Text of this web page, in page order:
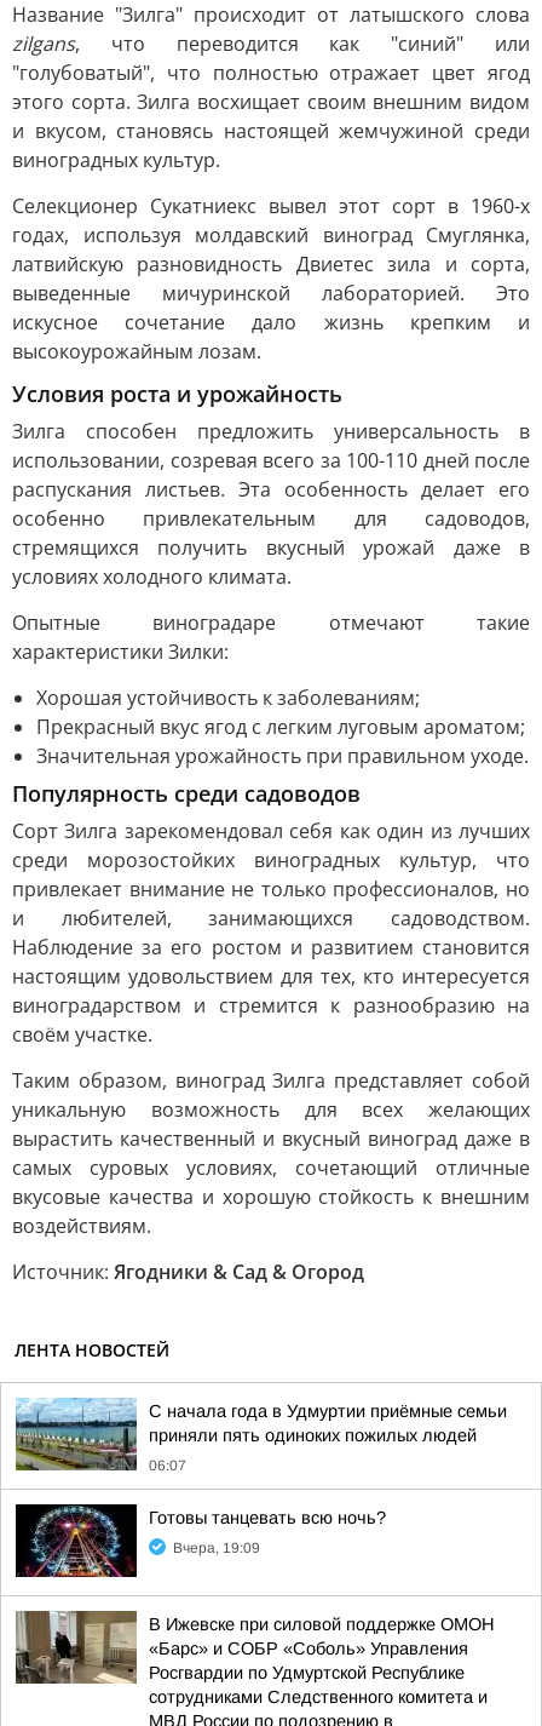
Название "Зилга" происходит от латышского слова
zilgans, что переводится как "синий" или
"голубоватый", что полностью отражает цвет ягод
этого сорта. Зилга восхищает своим внешним видом
и вкусом, становясь настоящей жемчужиной среди
виноградных культур.
Селекционер Сукатниекс вывел этот сорт в 1960-х
годах, используя молдавский виноград Смуглянка,
латвийскую разновидность Двиетес зила и сорта,
выведенные мичуринской лабораторией. Это
искусное сочетание дало жизнь крепким и
высокоурожайным лозам.
Условия роста и урожайность
Зилга способен предложить универсальность в
использовании, созревая всего за 100-110 дней после
распускания листьев. Эта особенность делает его
особенно привлекательным для садоводов,
стремящихся получить вкусный урожай даже в
условиях холодного климата.
Опытные виноградаре отмечают такие
характеристики Зилки:
Хорошая устойчивость к заболеваниям;
Прекрасный вкус ягод с легким луговым ароматом;
Значительная урожайность при правильном уходе.
Популярность среди садоводов
Сорт Зилга зарекомендовал себя как один из лучших
среди морозостойких виноградных культур, что
привлекает внимание не только профессионалов, но
и любителей, занимающихся садоводством.
Наблюдение за его ростом и развитием становится
настоящим удовольствием для тех, кто интересуется
виноградарством и стремится к разнообразию на
своём участке.
Таким образом, виноград Зилга представляет собой
уникальную возможность для всех желающих
вырастить качественный и вкусный виноград даже в
самых суровых условиях, сочетающий отличные
вкусовые качества и хорошую стойкость к внешним
воздействиям.
Источник: Ягодники & Сад & Огород
ЛЕНТА НОВОСТЕЙ
С начала года в Удмуртии приёмные семьи
приняли пять одиноких пожилых людей
06:07
Готовы танцевать всю ночь?
Вчера, 19:09
В Ижевске при силовой поддержке ОМОН
«Барс» и СОБР «Соболь» Управления
Росгвардии по Удмуртской Республике
сотрудниками Следственного комитета и
МВД России по подозрению в